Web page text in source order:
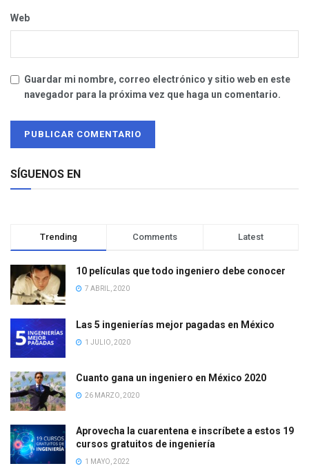
Web
Guardar mi nombre, correo electrónico y sitio web en este
navegador para la próxima vez que haga un comentario.
SÍGUENOS EN
Trending Comments Latest
10 películas que todo ingeniero debe conocer
7 ABRIL, 2020
Las 5 ingenierías mejor pagadas en México
1 JULIO, 2020
Cuanto gana un ingeniero en México 2020
26 MARZO, 2020
Aprovecha la cuarentena e inscríbete a estos 19
cursos gratuitos de ingeniería
1 MAYO, 2022